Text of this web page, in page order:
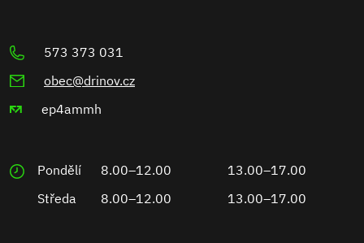
573 373 031
obec@drinov.cz
ep4ammh
Pondělí 8.00–12.00
13.00–17.00
Středa
8.00–12.00 13.00–17.00